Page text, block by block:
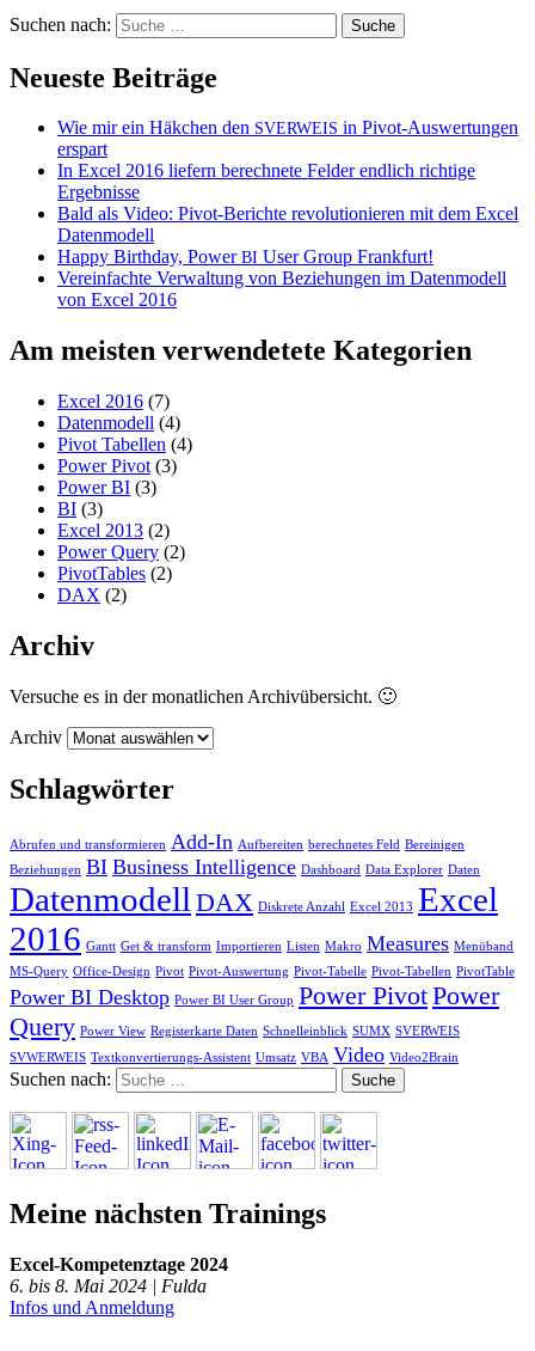
Suchen nach:
Neueste Beiträge
Wie mir ein Häkchen den SVERWEIS in Pivot-Auswertungen
erspart
In Excel 2016 liefern berechnete Felder endlich richtige
Ergebnisse
Bald als Video: Pivot-Berichte revolutionieren mit dem Excel
Datenmodell
Happy Birthday, PowerBI User Group Frankfurt!
Vereinfachte Verwaltung von Beziehungen im Datenmodell
von Excel 2016
Am meisten verwendetete Kategorien
Excel 2016 (7)
Datenmodell (4)
Pivot Tabellen (4)
Power Pivot (3)
Power BI (3)
BI (3)
Excel 2013 (2)
Power Query (2)
PivotTables (2)
DAX (2)
Archiv
Versuche es in der monatlichen Archivübersicht. 🙂
Archiv
Schlagwörter
Abrufen und transformieren Add-In Aufbereiten berechnetes Feld Bereinigen
Beziehungen BI Business Intelligence Dashboard Data Explorer Daten
Datenmodell DAX Diskrete Anzahl Excel 2013 Excel
2016 Gantt Get & transform Importieren Listen Makro Measures Menüband
MS-Query Office-Design Pivot Pivot-Auswertung Pivot-Tabelle Pivot-Tabellen PivotTable
Power BI Desktop Power BI User Group Power PivotPower
Query Power View Registerkarte Daten Schnelleinblick SUMX SVERWEIS
SVWERWEIS Textkonvertierungs-Assistent Umsatz VBA Video Video2Brain
Suchen nach:
Meine nächsten Trainings
Excel-Kompetenztage 2024
6. bis 8. Mai 2024 | Fulda
Infos und Anmeldung